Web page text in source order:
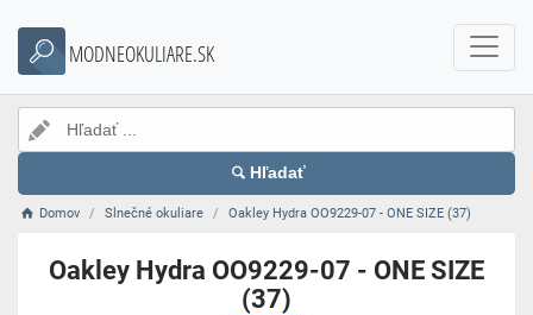
MODNEOKULIARE.SK
Hľadať
Domov Slnečné okuliare Oakley Hydra OO9229-07 - ONE SIZE (37)
Oakley Hydra OO9229-07 - ONE SIZE
(37)